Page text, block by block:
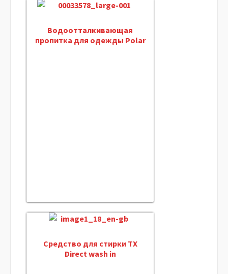
Водоотталкивающая
пропитка для одежды Polar
Средство для стирки TX
Direct wash in